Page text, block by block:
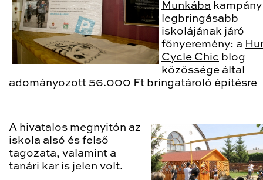
Munkába kampány
legbringásabb
iskolájának járó
főnyeremény: a
Cycle Chic blog
közössége által
adományozott 56.000 Ft bringatároló építésre
A hivatalos megnyitón az
iskola alsó és felső
tagozata, valamint a
tanári kar is jelen volt.